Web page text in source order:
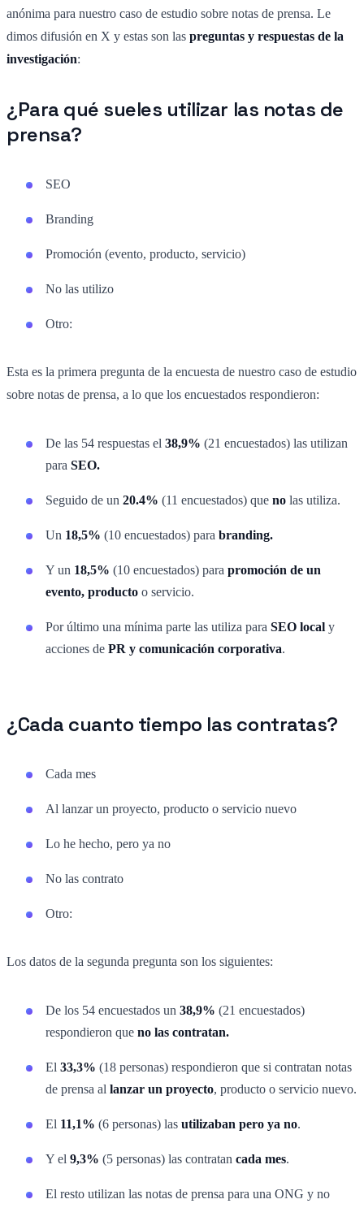
anónima para nuestro caso de estudio sobre notas de prensa. Le
dimos difusión en X y estas son las preguntas y respuestas de la
investigación:
¿Para qué sueles utilizar las notas de
prensa?
SEO
Branding
Promoción (evento, producto, servicio)
No las utilizo
Otro:
Esta es la primera pregunta de la encuesta de nuestro caso de estudio
sobre notas de prensa, a lo que los encuestados respondieron:
De las 54 respuestas el 38,9% (21 encuestados) las utilizan
para SEO.
Seguido de un 20.4% (11 encuestados) que no las utiliza.
Un 18,5% (10 encuestados) para branding.
Y un 18,5% (10 encuestados) para promoción de un
evento, producto o servicio.
Por último una mínima parte las utiliza para SEO local y
acciones de PR y comunicación corporativa.
¿Cada cuanto tiempo las contratas?
Cada mes
Al lanzar un proyecto, producto o servicio nuevo
Lo he hecho, pero ya no
No las contrato
Otro:
Los datos de la segunda pregunta son los siguientes:
De los 54 encuestados un 38,9% (21 encuestados)
respondieron que no las contratan.
El 33,3% (18 personas) respondieron que si contratan notas
de prensa al lanzar un proyecto, producto o servicio nuevo.
El 11,1% (6 personas) las utilizaban pero ya no.
Y el 9,3% (5 personas) las contratan cada mes.
El resto utilizan las notas de prensa para una ONG y no